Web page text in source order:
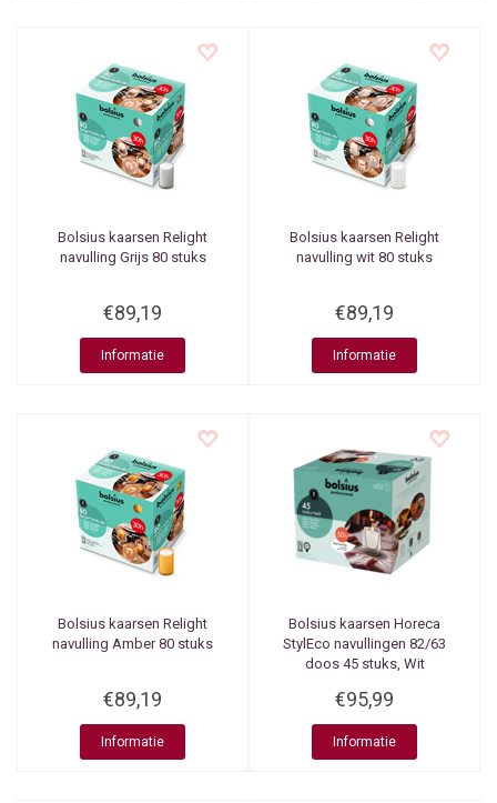
Bolsius kaarsen Relight
navulling Grijs 80 stuks
€89,19
Informatie
Bolsius kaarsen Relight
navulling wit 80 stuks
€89,19
Informatie
Bolsius kaarsen Relight
navulling Amber 80 stuks
€89,19
Informatie
Bolsius kaarsen Horeca
StylEco navullingen 82/63
doos 45 stuks, Wit
€95,99
Informatie